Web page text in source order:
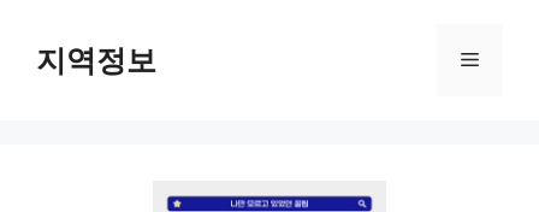
지역정보 메